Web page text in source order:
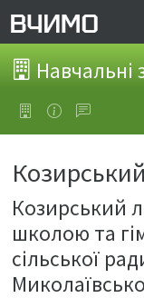
Навчальні
Козирський
школою та
сільської